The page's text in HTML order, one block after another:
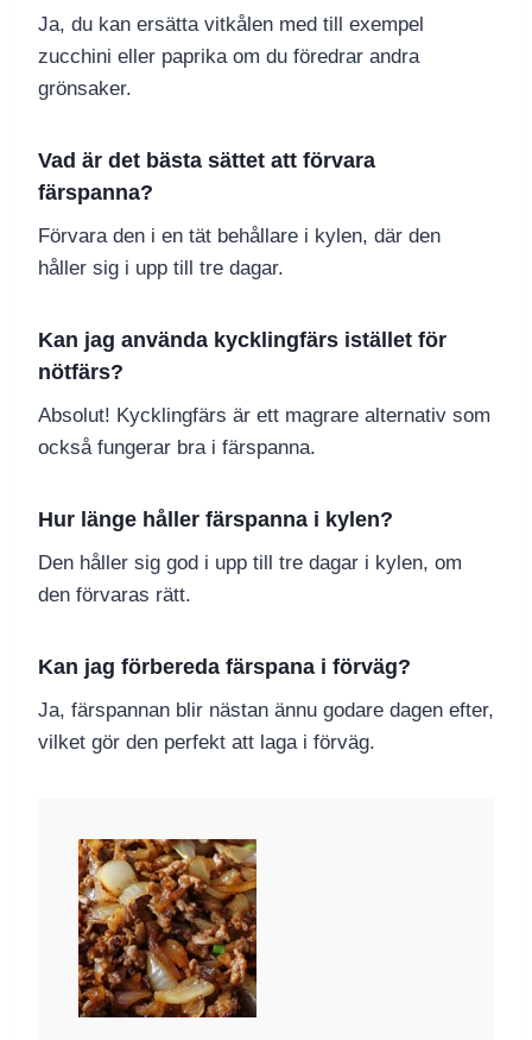
Ja, du kan ersätta vitkålen med till exempel
zucchini eller paprika om du föredrar andra
grönsaker.
Vad är det bästa sättet att förvara
färspanna?
Förvara den i en tät behållare i kylen, där den
håller sig i upp till tre dagar.
Kan jag använda kycklingfärs istället för
nötfärs?
Absolut! Kycklingfärs är ett magrare alternativ som
också fungerar bra i färspanna.
Hur länge håller färspanna i kylen?
Den håller sig god i upp till tre dagar i kylen, om
den förvaras rätt.
Kan jag förbereda färspana i förväg?
Ja, färspannan blir nästan ännu godare dagen efter,
vilket gör den perfekt att laga i förväg.